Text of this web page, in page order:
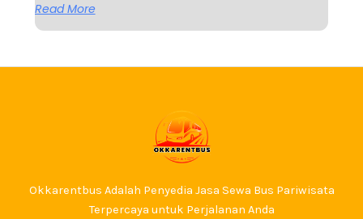
Read More
Okkarentbus Adalah Penyedia Jasa Sewa Bus Pariwisata
Terpercaya untuk Perjalanan Anda